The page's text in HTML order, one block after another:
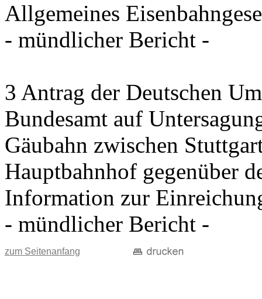
Allgemeines
- mündlicher Bericht -
3 Antrag der Deutschen
Bundesamt auf
Gäubahn zwischen
Hauptbahnhof gegenüber
Information zur
- mündlicher Bericht -
zum Seitenanfang